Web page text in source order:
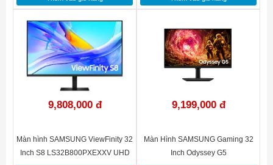
165Hz - Curved 1000R - Tỷ lệ
9,808,000 đ
Màn hình SAMSUNG ViewFinity 32
Inch S8 LS32B800PXEXXV UHD
9,199,000 đ
Màn Hình SAMSUNG Gaming 32
Inch Odyssey G5